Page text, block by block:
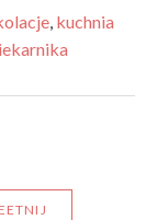
, kuchnia